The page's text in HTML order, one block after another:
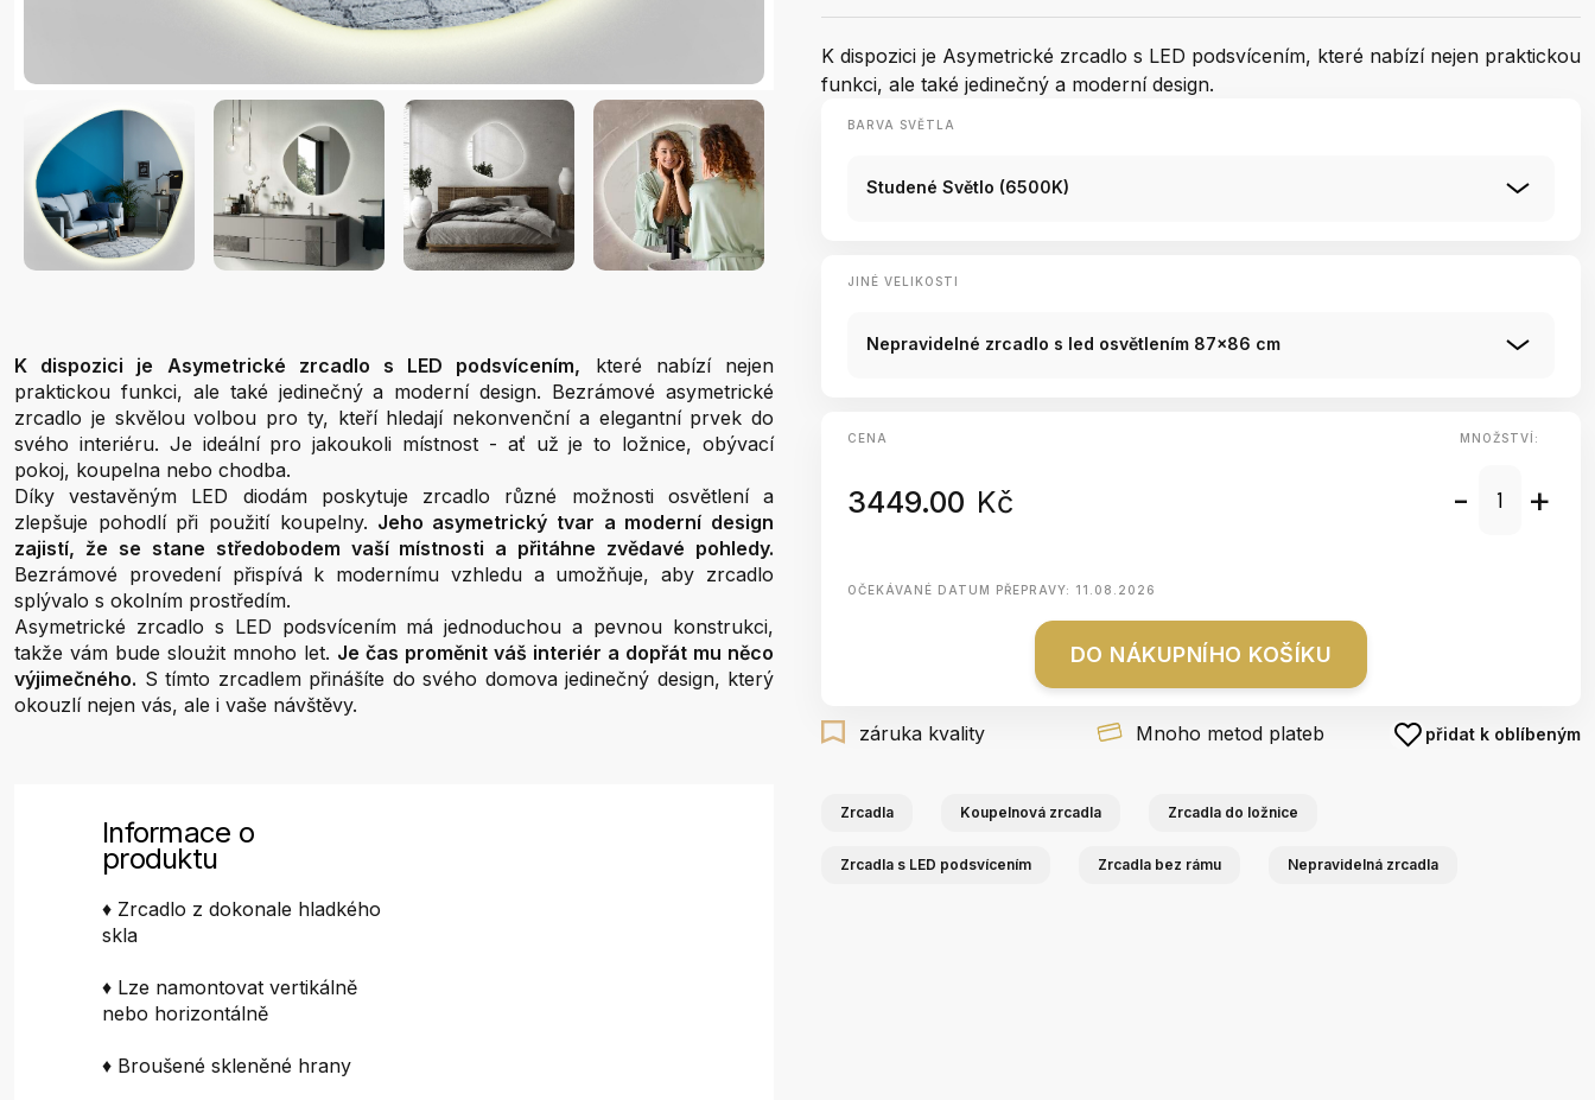
K dispozici je Asymetrické zrcadlo s LED podsvícením, které nabízí nejen
praktickou funkci, ale také jedinečný a moderní design. Bezrámové asymetrické
zrcadlo je skvělou volbou pro ty, kteří hledají nekonvenční a elegantní prvek do
svého interiéru. Je ideální pro jakoukoli místnost - ať už je to ložnice, obývací
pokoj, koupelna nebo chodba.
Díky vestavěným LED diodám poskytuje zrcadlo různé možnosti osvětlení a
zlepšuje pohodlí při použití koupelny. Jeho asymetrický tvar a moderní design
zajistí, že se stane středobodem vaší místnosti a přitáhne zvědavé pohledy.
Bezrámové provedení přispívá k modernímu vzhledu a umožňuje, aby zrcadlo
splývalo s okolním prostředím.
Asymetrické zrcadlo s LED podsvícením má jednoduchou a pevnou konstrukci,
takže vám bude sloużit mnoho let. Je čas proměnit váš interiér a dopřát mu něco
výjimečného. S tímto zrcadlem přinášíte do svého domova jedinečný design, který
okouzlí nejen vás, ale i vaše návštěvy.
Informace o
produktu
♦ Zrcadlo z dokonale hladkého
skla
♦ Lze namontovat vertikálně
nebo horizontálně
♦ Broušené skleněné hrany
K dispozici je Asymetrické zrcadlo s LED podsvícením, které nabízí nejen praktickou
funkci, ale také jedinečný a moderní design.
BARVA SVĚTLA
Studené Světlo (6500K)
JINÉ VELIKOSTI
Nepravidelné zrcadlo s led osvětlením 87x86 cm
CENA
3449.00 Kč
MNOŽSTVÍ:
- +
OČEKÁVANÉ DATUM PŘEPRAVY: 11.08.2026
DO NÁKUPNÍHO KOŠÍKU
záruka kvality Mnoho metod plateb přidat k oblíbeným
Zrcadla Koupelnová zrcadla Zrcadla do ložnice
Zrcadla s LED podsvícením Zrcadla bez rámu Nepravidelná zrcadla